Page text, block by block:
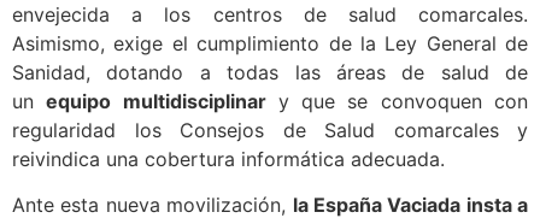
envejecida a los centros de salud comarcales.
Asimismo, exige el cumplimiento de la Ley General de
Sanidad, dotando a todas las áreas de salud de
unequipo multidisciplinary que se convoquen con
regularidad los Consejos de Salud comarcales y
reivindica una cobertura informática adecuada.
Ante esta nueva movilización, la España Vaciada insta a